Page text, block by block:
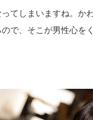
てしまいますね。か
で、そこが男性心を